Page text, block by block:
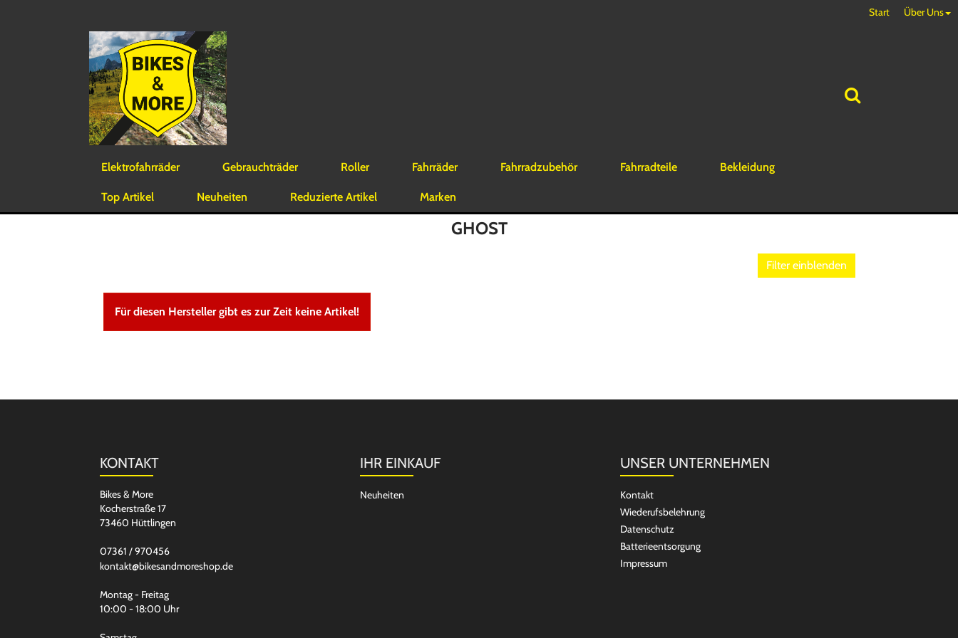
Start Über Uns
Elektrofahrräder Gebrauchträder Roller Fahrräder Fahrradzubehör Fahrradteile Bekleidung
Top Artikel Neuheiten Reduzierte Artikel Marken
GHOST
Filter einblenden
Für diesen Hersteller gibt es zur Zeit keine Artikel!
KONTAKT
Bikes & More
Kocherstraße 17
73460 Hüttlingen
07361 / 970456
kontakt@bikesandmoreshop.de
Montag - Freitag
10:00 - 18:00 Uhr
IHR EINKAUF
Neuheiten
UNSER UNTERNEHMEN
Kontakt
Wiederufsbelehrung
Datenschutz
Batterieentsorgung
Impressum